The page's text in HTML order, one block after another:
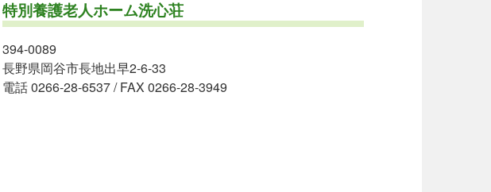
特別養護老人ホーム洗心荘
394-0089
長野県岡谷市長地出早2-6-33
電話 0266-28-6537 / FAX 0266-28-3949